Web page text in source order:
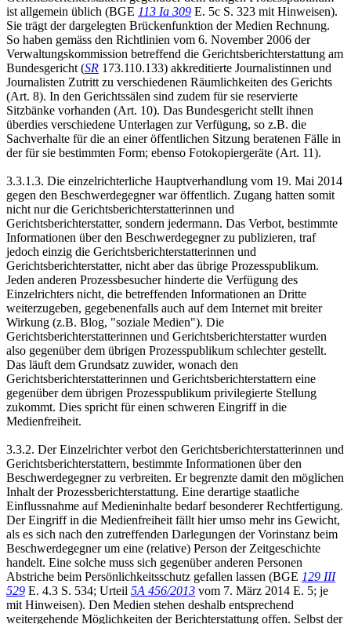
ist allgemein üblich (BGE 113 Ia 309 E. 5c S. 323 mit Hinweisen).
Sie trägt der dargelegten Brückenfunktion der Medien Rechnung.
So haben gemäss den Richtlinien vom 6. November 2006 der
Verwaltungskommission betreffend die Gerichtsberichterstattung am
Bundesgericht (SR 173.110.133) akkreditierte Journalistinnen und
Journalisten Zutritt zu verschiedenen Räumlichkeiten des Gerichts
(Art. 8). In den Gerichtssälen sind zudem für sie reservierte
Sitzbänke vorhanden (Art. 10). Das Bundesgericht stellt ihnen
überdies verschiedene Unterlagen zur Verfügung, so z.B. die
Sachverhalte für die an einer öffentlichen Sitzung beratenen Fälle in
der für sie bestimmten Form; ebenso Fotokopiergeräte (Art. 11).
3.3.1.3. Die einzelrichterliche Hauptverhandlung vom 19. Mai 2014
gegen den Beschwerdegegner war öffentlich. Zugang hatten somit
nicht nur die Gerichtsberichterstatterinnen und
Gerichtsberichterstatter, sondern jedermann. Das Verbot, bestimmte
Informationen über den Beschwerdegegner zu publizieren, traf
jedoch einzig die Gerichtsberichterstatterinnen und
Gerichtsberichterstatter, nicht aber das übrige Prozesspublikum.
Jeden anderen Prozessbesucher hinderte die Verfügung des
Einzelrichters nicht, die betreffenden Informationen an Dritte
weiterzugeben, gegebenenfalls auch auf dem Internet mit breiter
Wirkung (z.B. Blog, "soziale Medien"). Die
Gerichtsberichterstatterinnen und Gerichtsberichterstatter wurden
also gegenüber dem übrigen Prozesspublikum schlechter gestellt.
Das läuft dem Grundsatz zuwider, wonach den
Gerichtsberichterstatterinnen und Gerichtsberichterstattern eine
gegenüber dem übrigen Prozesspublikum privilegierte Stellung
zukommt. Dies spricht für einen schweren Eingriff in die
Medienfreiheit.
3.3.2. Der Einzelrichter verbot den Gerichtsberichterstatterinnen und
Gerichtsberichterstattern, bestimmte Informationen über den
Beschwerdegegner zu verbreiten. Er begrenzte damit den möglichen
Inhalt der Prozessberichterstattung. Eine derartige staatliche
Einflussnahme auf Medieninhalte bedarf besonderer Rechtfertigung.
Der Eingriff in die Medienfreiheit fällt hier umso mehr ins Gewicht,
als es sich nach den zutreffenden Darlegungen der Vorinstanz beim
Beschwerdegegner um eine (relative) Person der Zeitgeschichte
handelt. Eine solche muss sich gegenüber anderen Personen
Abstriche beim Persönlichkeitsschutz gefallen lassen (BGE 129 III
529 E. 4.3 S. 534; Urteil 5A 456/2013 vom 7. März 2014 E. 5; je
mit Hinweisen). Den Medien stehen deshalb entsprechend
weitergehende Möglichkeiten der Berichterstattung offen. Selbst der